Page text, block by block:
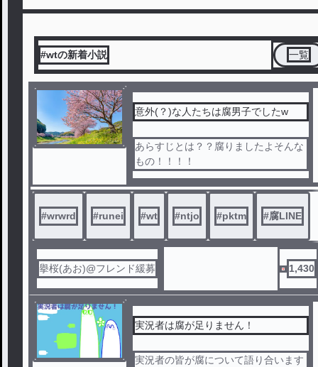
#wtの新着小説 一覧
意外(？)な人たちは腐男子でしたw
あらすじとは？？腐りましたよそんな
もの！！！！
#wrwrd #runei #wt #ntjo #pktm #腐LINE
擧桜(あお)@フレンド緩募 1,430
実況者は腐が足りません！
実況者の皆が腐について語り合います